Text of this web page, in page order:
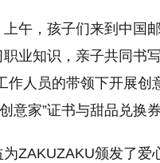
午，孩子们来到中国
业知识，亲子共同书
作人员的带领下开展
意家”证书与甜品兑换券
ZAKUZAKU颁发了